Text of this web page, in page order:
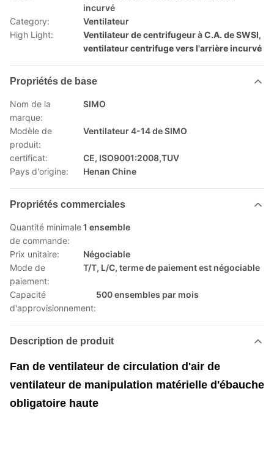
incurvé
Category:
Ventilateur
High Light:
Ventilateur de centrifugeur à C.A. de SWSI,
ventilateur centrifuge vers l'arrière incurvé
Propriétés de base
Nom de la
marque:
SIMO
Modèle de
produit:
Ventilateur 4-14 de SIMO
certificat:
CE, ISO9001:2008,TUV
Pays d'origine:
Henan Chine
Propriétés commerciales
Quantité minimale
de commande:
1 ensemble
Prix unitaire:
Négociable
Mode de
paiement:
T/T, L/C, terme de paiement est négociable
Capacité
d'approvisionnement:
500 ensembles par mois
Description de produit
Fan de ventilateur de circulation d'air de
ventilateur de manipulation matérielle d'ébauche
obligatoire haute